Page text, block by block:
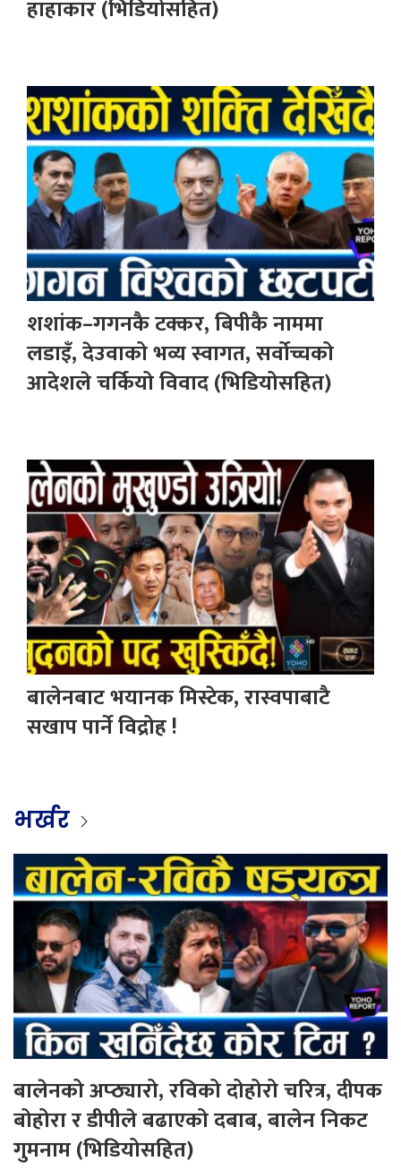
हाहाकार (भिडियोसहित)
शशांक–गगनकै टक्कर, बिपीकै नाममा
लडाइँ, देउवाको भव्य स्वागत, सर्वोच्चको
आदेशले चर्कियो विवाद (भिडियोसहित)
बालेनबाट भयानक मिस्टेक, रास्वपाबाटै
सखाप पार्ने विद्रोह !
भर्खर
बालेनको अप्ठ्यारो, रविको दोहोरो चरित्र, दीपक
बोहोरा र डीपीले बढाएको दबाब, बालेन निकट
गुमनाम (भिडियोसहित)